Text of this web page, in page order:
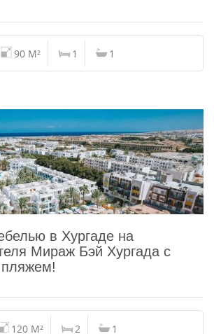
90 M² 1 1
в Хургаде на
Мираж Бэй Хургада с
120 M² 2 1